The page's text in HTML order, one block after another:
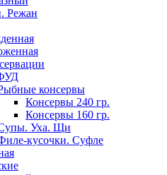
Режан
консервы
Консервы 240 гр.
Консервы 160 гр.
Уха. Щи
кусочки. Суфле